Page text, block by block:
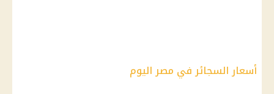
أسعار السجائر في مصر اليوم